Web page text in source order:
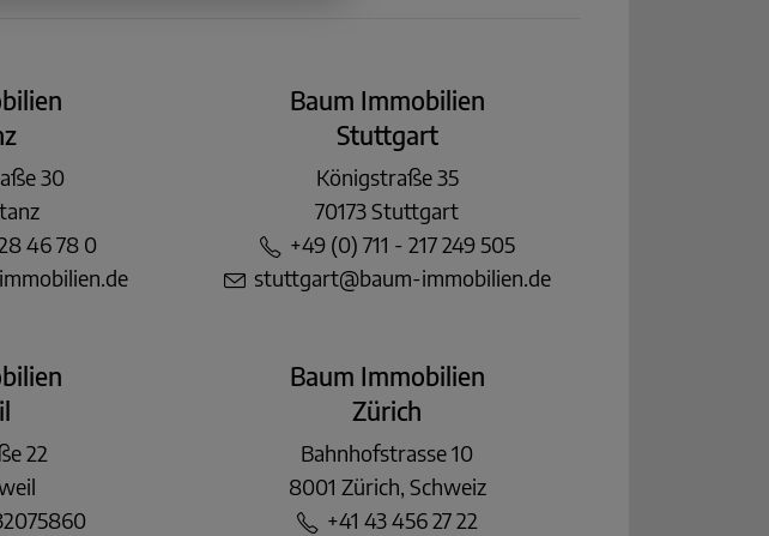
30
46 78 0
Baum Immobilien
Stuttgart
Königstraße 35
70173 Stuttgart
+49 (0) 711 - 217 249 505
stuttgart@baum-immobilien.de
22
Baum Immobilien
Zürich
Bahnhofstrasse 10
8001 Zürich, Schweiz
+41 43 456 27 22